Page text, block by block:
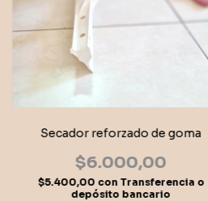
Secador reforzado de goma
$6.000,00
$5.400,00 con Transferencia o
depósito bancario